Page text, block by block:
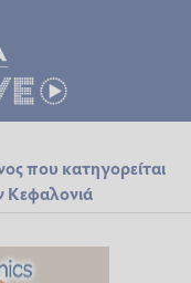
που κατηγορείται
Κεφαλονιά